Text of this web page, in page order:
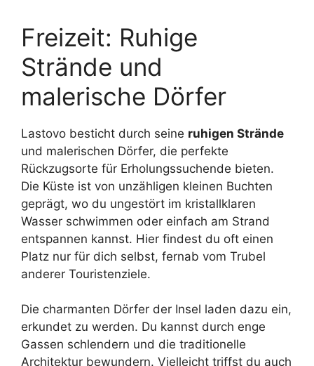
Freizeit: Ruhige
Strände und
malerische Dörfer
Lastovo besticht durch seine ruhigen Strände
und malerischen Dörfer, die perfekte
Rückzugsorte für Erholungssuchende bieten.
Die Küste ist von unzähligen kleinen Buchten
geprägt, wo du ungestört im kristallklaren
Wasser schwimmen oder einfach am Strand
entspannen kannst. Hier findest du oft einen
Platz nur für dich selbst, fernab vom Trubel
anderer Touristenziele.
Die charmanten Dörfer der Insel laden dazu ein,
erkundet zu werden. Du kannst durch enge
Gassen schlendern und die traditionelle
Architektur bewundern. Vielleicht triffst du auch